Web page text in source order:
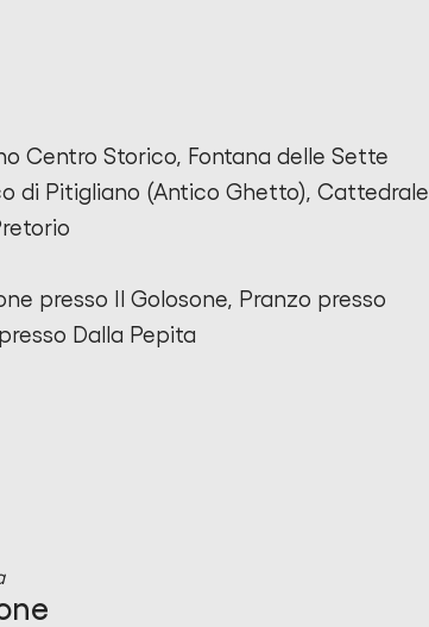
Centro Storico, Fontana delle Sette
di Pitigliano (Antico Ghetto), Cattedrale
presso Il Golosone, Pranzo presso
Dalla Pepita